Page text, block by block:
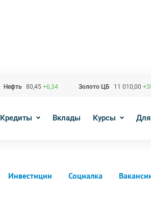
Нефть 80,45 +6,34 Золото ЦБ 11 010,00
Кредиты Вклады Курсы Для
Инвестиции Социалка